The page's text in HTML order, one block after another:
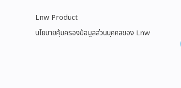
Lnw Product
นโยบายคุ้มครองข้อมูลส่วนบุคคลของ Lnw